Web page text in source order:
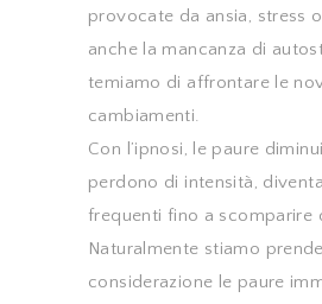
provocate da ansia, stress
anche la mancanza di
temiamo di affrontare le
cambiamenti.
Con l’ipnosi, le paure
perdono di intensità,
frequenti fino a scomparire
Naturalmente stiamo
considerazione le paure